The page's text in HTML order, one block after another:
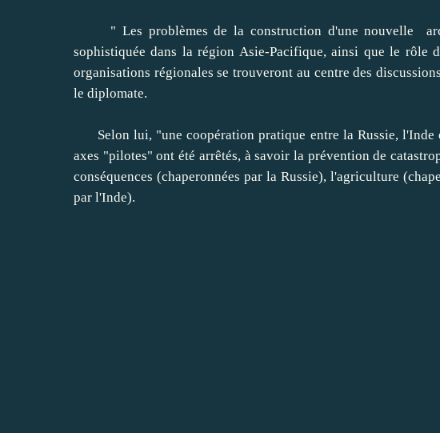
" Les problèmes de la construction d'une nouvelle
sophistiquée dans la région Asie-Pacifique, ainsi que le rôle
organisations régionales se trouveront au centre des
le diplomate.
Selon lui, "une coopération pratique entre la Russie, l'Inde
axes "pilotes" ont été arrêtés, à savoir la prévention de
conséquences (chaperonnées par la Russie), l'agriculture
par l'Inde).